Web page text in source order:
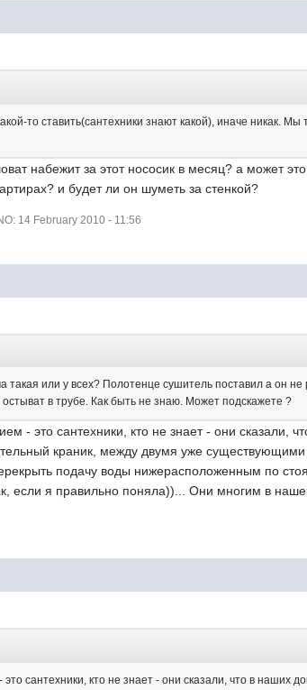
то ставить(сантехники знают какой), иначе никак.
набежит за этот нососик в месяц? а может
и будет ли он шуметь за стенкой?
14 February 2010 - 11:56
или у всех? Полотенце сушитель поставил а он
остыват в трубе. Как быть не знаю. Может подскажете ?
- это сантехники, кто не знает - они сказали,
краник, между двумя уже
подачу воды нижерасположенным по
если я правильно поняла))... Они многим в
сантехники, кто не знает - они сказали, что в наших